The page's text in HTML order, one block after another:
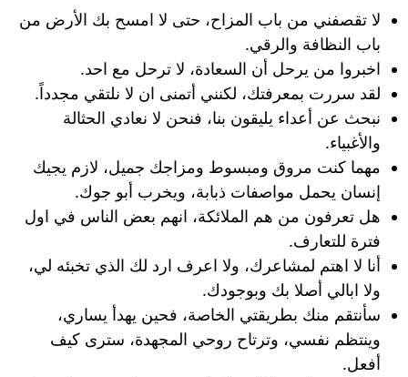
لا تقصفني من باب المزاح، حتى لا امسح بك الأرض من
باب النظافة والرقي.
اخبروا من يرحل أن السعادة، لا ترحل مع احد.
لقد سررت بمعرفتك، لكنني أتمنى ان لا نلتقي مجدداً.
نبحث عن أعداء يليقون بنا، فنحن لا نعادي الحثالة
والأغبياء.
مهما كنت مروق ومبسوط ومزاجك جميل، لازم يجيك
إنسان يحمل مواصفات ذبابة، ويخرب أبو جوك.
هل تعرفون من هم الملائكة، انهم بعض الناس في اول
فترة للتعارف.
أنا لا اهتم لمشاعرك، ولا اعرف ارد لك الذي تخبئه لي،
ولا ابالي أصلا بك وبوجودك.
سأنتقم منك بطريقتي الخاصة، فحين يهدأ يساري،
وينتظم نفسي، وترتاح روحي المجهدة، سترى كيف
أفعل.